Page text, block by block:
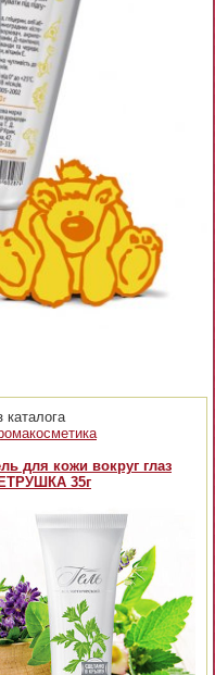
каталога
для кожи вокруг глаз
35г